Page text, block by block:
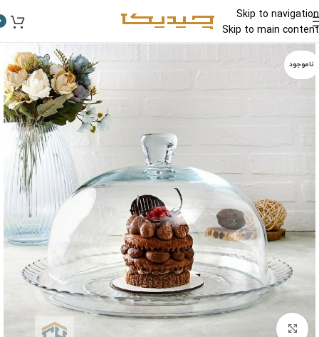
Skip to navigation
Skip to main content
ناموجود
برای بزرگنمایی کلیک کنید